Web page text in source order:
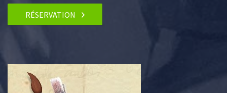
RÉSERVATION